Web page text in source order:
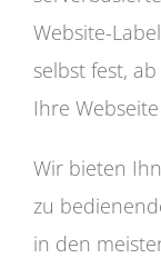
Website-
selbst fest,
Ihre
Wir bieten
zu
in den